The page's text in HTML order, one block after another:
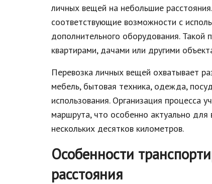
личных вещей на небольшие
соответствующие возможности с
дополнительного оборудования.
квартирами, дачами или другими
Перевозка личных вещей охватывает
мебель, бытовая техника, одежда,
использования. Организация процесса
маршрута, что особенно актуально
нескольких десятков километров.
Особенности
расстояния